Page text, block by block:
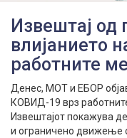
Извештај од
влијанието
работните
Денес, МОТ и ЕБОР
КОВИД-19 врз
Извештајот покажува
и ограничено движење